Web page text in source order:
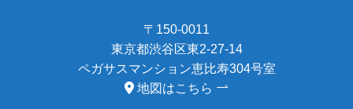
〒150-0011
東京都渋谷区東2-27-14
ペガサスマンション恵比寿304号室
地図はこちら